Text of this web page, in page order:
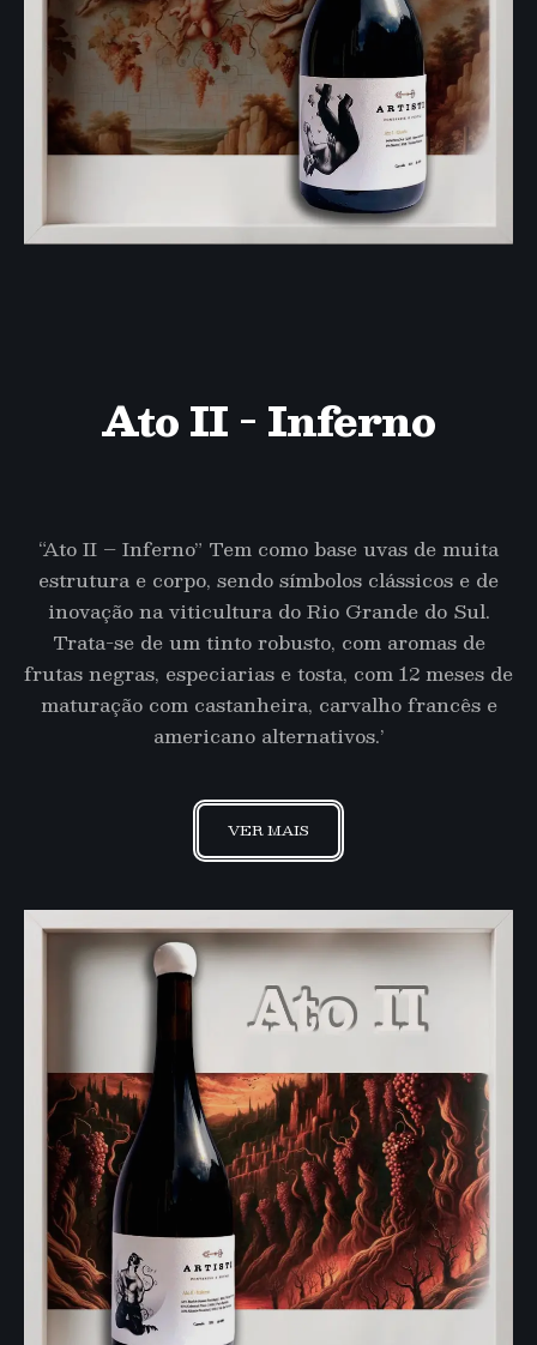
Ato II - Inferno
“Ato II – Inferno” Tem como base uvas de muita
estrutura e corpo, sendo símbolos clássicos e de
inovação na viticultura do Rio Grande do Sul.
Trata-se de um tinto robusto, com aromas de
frutas negras, especiarias e tosta, com 12 meses de
maturação com castanheira, carvalho francês e
americano alternativos.’
VER MAIS